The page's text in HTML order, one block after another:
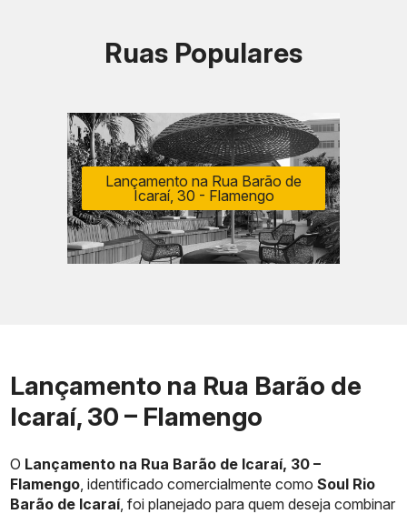
Ruas Populares
Lançamento na Rua Barão de
Icaraí, 30 - Flamengo
Lançamento na Rua Barão de
Icaraí, 30 – Flamengo
O Lançamento na Rua Barão de Icaraí, 30 –
Flamengo, identificado comercialmente comoSoul Rio
Barão de Icaraí, foi planejado para quem deseja combinar